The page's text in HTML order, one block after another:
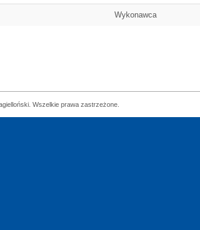
Wykonawca
Wszelkie prawa zastrzeżone.